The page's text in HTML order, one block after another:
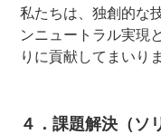
私たちは、独創的な
ンニュートラル実現
りに貢献してまいり
４．課題解決（ソ